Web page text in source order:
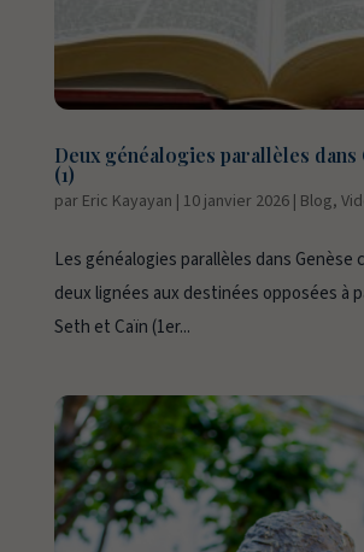
Deux généalogies parallèles dans
(1)
par Eric Kayayan | 10 janvier 2026| Blog,
Les généalogies parallèles dans Genèse
deux lignées aux destinées opposées à
Seth et Caïn (1er...